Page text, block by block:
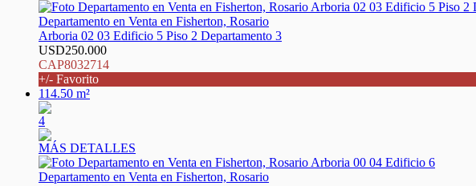
Departamento en Venta en Fisherton, Rosario
Arboria 02 03 Edificio 5 Piso 2 Departamento 3
USD250.000
CAP8032714
+/- Favorito
114.50 m²
4
MÁS DETALLES
Departamento en Venta en Fisherton, Rosario